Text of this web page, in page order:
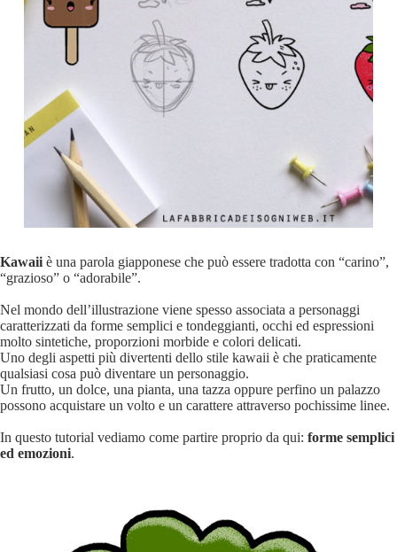
Kawaii è una parola giapponese che può essere tradotta con “carino”,
“grazioso” o “adorabile”.
Nel mondo dell’illustrazione viene spesso associata a personaggi
caratterizzati da forme semplici e tondeggianti, occhi ed espressioni
molto sintetiche, proporzioni morbide e colori delicati.
Uno degli aspetti più divertenti dello stile kawaii è che praticamente
qualsiasi cosa può diventare un personaggio.
Un frutto, un dolce, una pianta, una tazza oppure perfino un palazzo
possono acquistare un volto e un carattere attraverso pochissime linee.
In questo tutorial vediamo come partire proprio da qui: forme semplici
ed emozioni.